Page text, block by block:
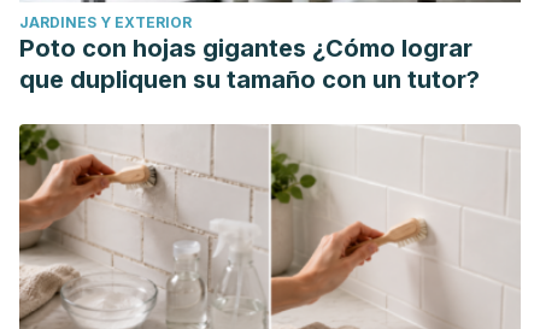
JARDINES Y EXTERIOR
Poto con hojas gigantes ¿Cómo lograr
que dupliquen su tamaño con un tutor?